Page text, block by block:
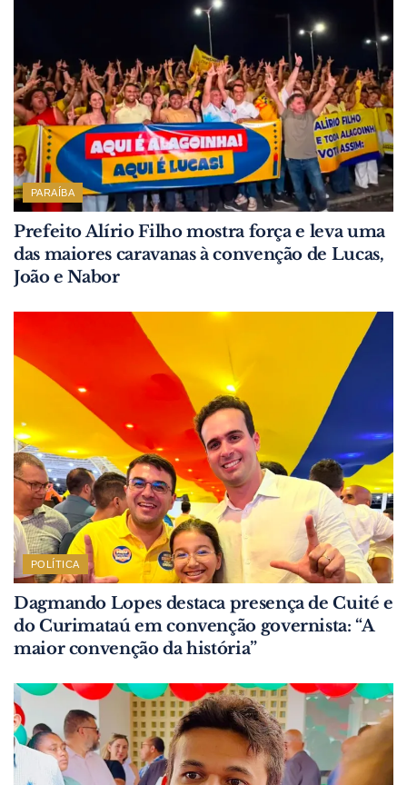
PARAÍBA
Prefeito Alírio Filho mostra força e leva uma
das maiores caravanas à convenção de Lucas,
João e Nabor
POLÍTICA
Dagmando Lopes destaca presença de Cuité e
do Curimataú em convenção governista: “A
maior convenção da história”